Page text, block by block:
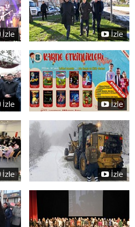
İzle İzle
İzle İzle
İzle İzle